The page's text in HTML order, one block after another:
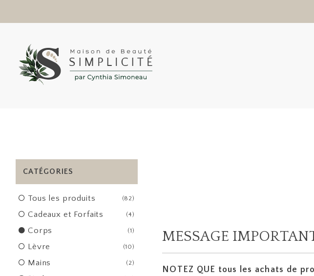
CATÉGORIES
Tous les produits (82)
Cadeaux et Forfaits (4)
Corps (1)
Lèvre (10)
Mains (2)
MESSAGE
NOTEZ QUE tous les achats de